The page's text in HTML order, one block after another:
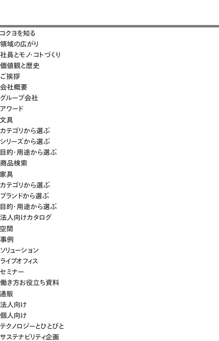
コクヨを知る
領域の広がり
社員とモノ・コトづくり
価値観と歴史
ご挨拶
会社概要
グループ会社
アワード
文具
カテゴリから選ぶ
シリーズから選ぶ
目的・用途から選ぶ
商品検索
家具
カテゴリから選ぶ
ブランドから選ぶ
目的・用途から選ぶ
法人向けカタログ
空間
事例
ソリューション
ライブオフィス
セミナー
働き方お役立ち資料
通販
法人向け
個人向け
テクノロジーとひとびと
サステナビリティ企画